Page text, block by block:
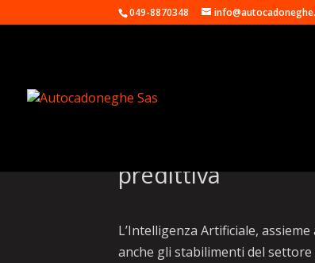
049-8870348
predittiva
L’Intelligenza Artificiale,
anche gli stabilimenti del